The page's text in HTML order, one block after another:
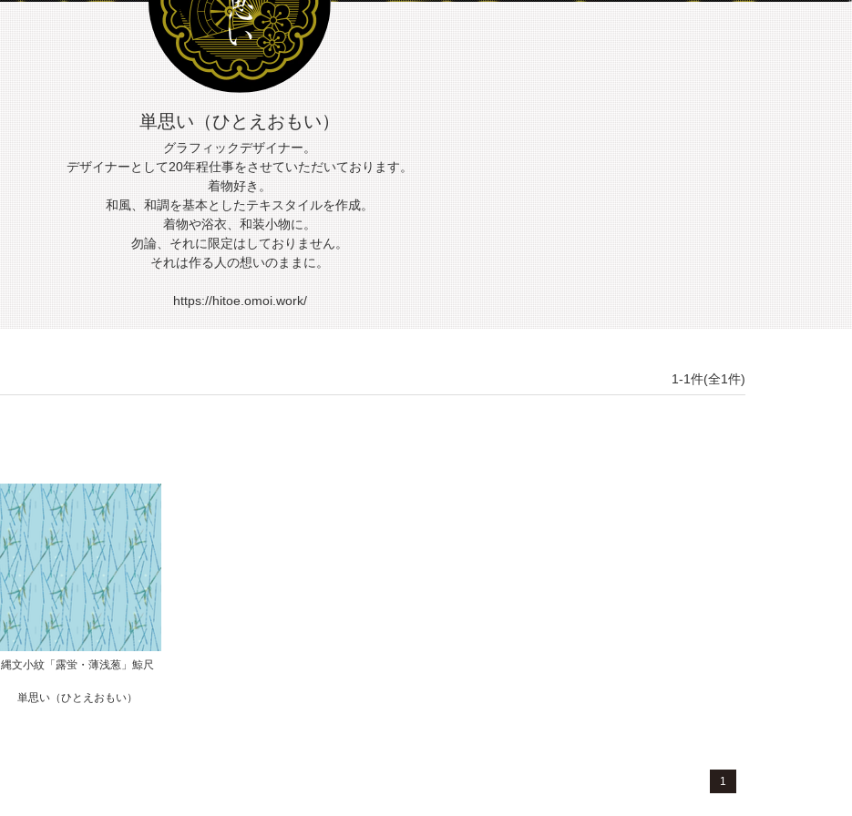
単思い（ひとえおもい）
グラフィックデザイナー。
デザイナーとして20年程仕事をさせていただいております。
着物好き。
和風、和調を基本としたテキスタイルを作成。
着物や浴衣、和装小物に。
勿論、それに限定はしておりません。
それは作る人の想いのままに。
https://hitoe.omoi.work/
1-1件(全1件)
縄文小紋「露蛍・薄浅葱」鯨尺
単思い（ひとえおもい）
1